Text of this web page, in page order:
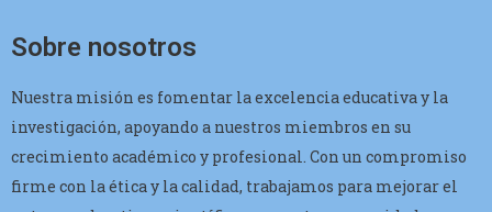
Sobre nosotros
Nuestra misión es fomentar la excelencia educativa y la
investigación, apoyando a nuestros miembros en su
crecimiento académico y profesional. Con un compromiso
firme con la ética y la calidad, trabajamos para mejorar el